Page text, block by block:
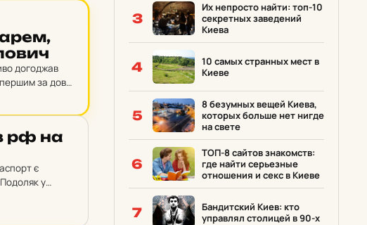
догоджав
за довгі
рф на
є
у
3
Их непросто найти: топ-10
секретных заведений
Киева
4
10 самых странных мест в
Киеве
5
8 безумных вещей Киева,
которых больше нет нигде
на свете
6
ТОП-8 сайтов знакомств:
где найти серьезные
отношения и секс в Киеве
7
Бандитский Киев: кто
управлял столицей в 90-х